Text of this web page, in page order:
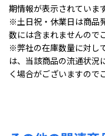
期情報が表示されています
※土日祝・休業日は商品
数には含まれませんので
※弊社の在庫数量に対し
は、当該商品の流通状況
く場合がございますので